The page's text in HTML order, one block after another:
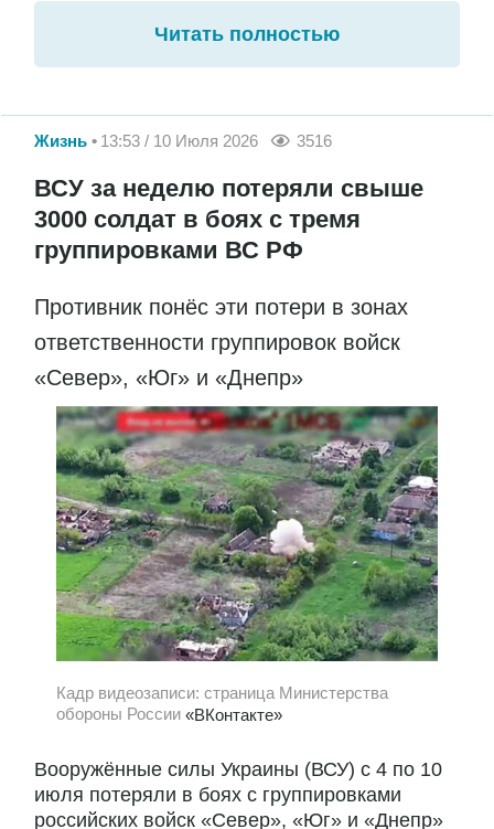
Читать полностью
Жизнь 13:53 / 10 Июля 2026 3516
ВСУ за неделю потеряли свыше
3000 солдат в боях с тремя
группировками ВС РФ
Противник понёс эти потери в зонах
ответственности группировок войск
«Север», «Юг» и «Днепр»
Кадр видеозаписи: страница Министерства
обороны России «ВКонтакте»
Вооружённые силы Украины (ВСУ) с 4 по 10
июля потеряли в боях с группировками
российских войск «Север», «Юг» и «Днепр»